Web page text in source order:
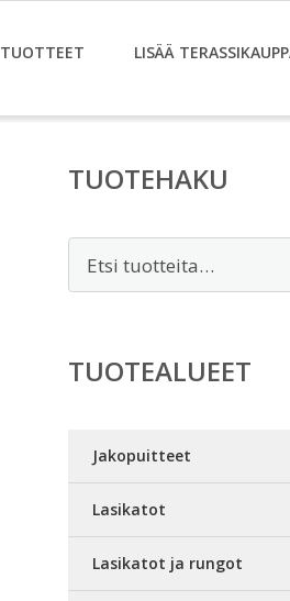
TUOTTEET LISÄÄ
TUOTEHAKU
TUOTEALUEET
Jakopuitteet
Lasikatot
Lasikatot ja rungot